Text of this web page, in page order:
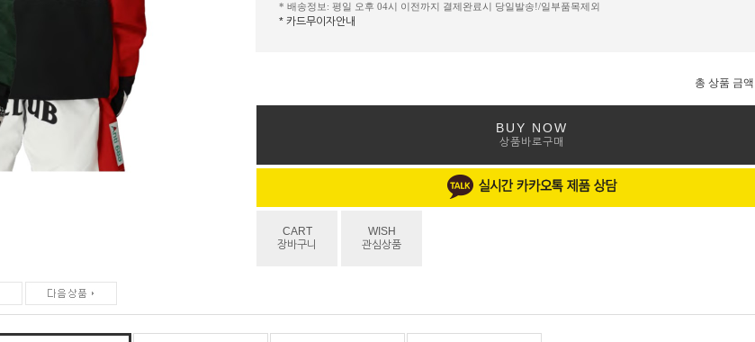
* 배송정보: 평일 오후 04시 이전까지 결제완료시 당일발송!/일부품목제외
* 카드무이자안내
총 상품 금액
BUY NOW
상품바로구매
CART
장바구니
WISH
관심상품